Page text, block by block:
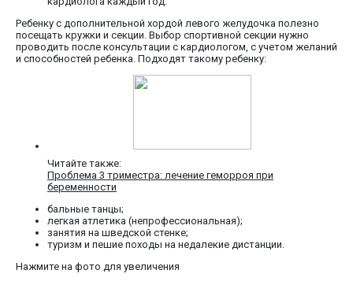
Ребенку с дополнительной хордой левого желудочка полезно
посещать кружки и секции. Выбор спортивной секции нужно
проводить после консультации с кардиологом, с учетом желаний
и способностей ребенка. Подходят такому ребенку:
Читайте также:
Проблема 3 триместра: лечение геморроя при
беременности
бальные танцы;
легкая атлетика (непрофессиональная);
занятия на шведской стенке;
туризм и пешие походы на недалекие дистанции.
Нажмите на фото для увеличения